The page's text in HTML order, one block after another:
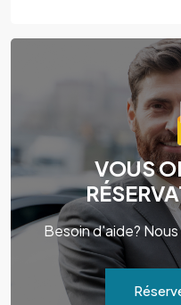
VOUS
Besoin d'aide?